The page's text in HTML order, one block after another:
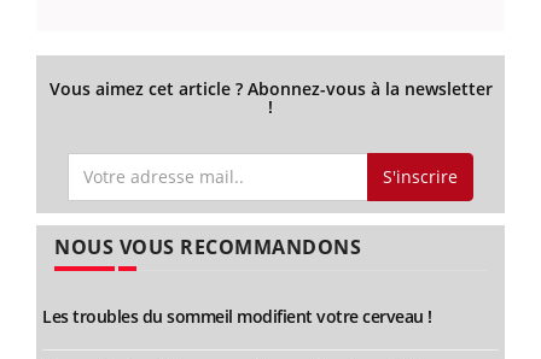
Vous aimez cet article ? Abonnez-vous à la newsletter
!
S'inscrire
NOUS VOUS RECOMMANDONS
Les troubles du sommeil modifient votre cerveau !